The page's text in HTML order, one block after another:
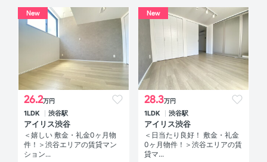
New
26.2万円
1LDK 渋谷駅
アイリス渋谷
＜嬉しい 敷金・礼金0ヶ月物
件！＞渋谷エリアの賃貸マン
ション...
New
28.3万円
1LDK 渋谷駅
アイリス渋谷
＜日当たり良好！ 敷金・礼金
0ヶ月物件！＞渋谷エリアの賃
貸マ...